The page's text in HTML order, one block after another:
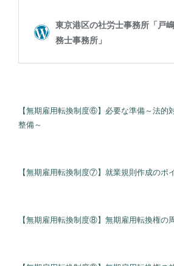
【無期雇用転換制度⑥】必要な準備～法
整備～
【無期雇用転換制度⑦】就業規則作成の
【無期雇用転換制度⑧】無期雇用転換権の